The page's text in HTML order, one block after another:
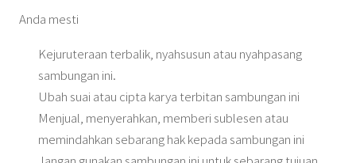
Anda mesti
Kejuruteraan terbalik, nyahsusun atau nyahpasang
sambungan ini.
Ubah suai atau cipta karya terbitan sambungan ini
Menjual, menyerahkan, memberi sublesen atau
memindahkan sebarang hak kepada sambungan ini